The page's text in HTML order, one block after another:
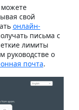
свой
онлайн-
письма с
лимиты
руководстве о
почта.